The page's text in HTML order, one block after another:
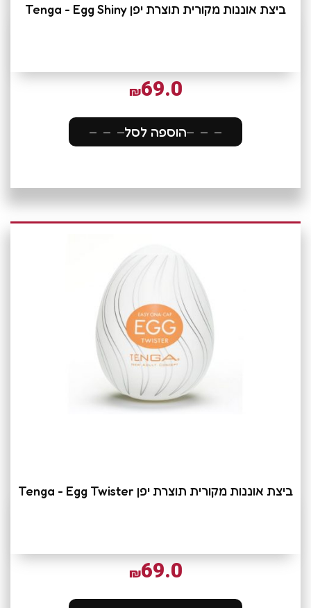
ביצת אוננות מקורית תוצרת יפן Tenga - Egg Shiny
₪69.0
הוספה לסל
ביצת אוננות מקורית תוצרת יפן Tenga - Egg Twister
₪69.0